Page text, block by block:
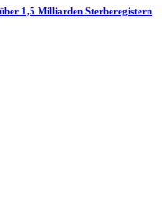
1,5 Milliarden Sterberegistern